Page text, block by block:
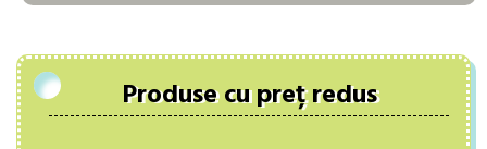
Produse cu preț redus